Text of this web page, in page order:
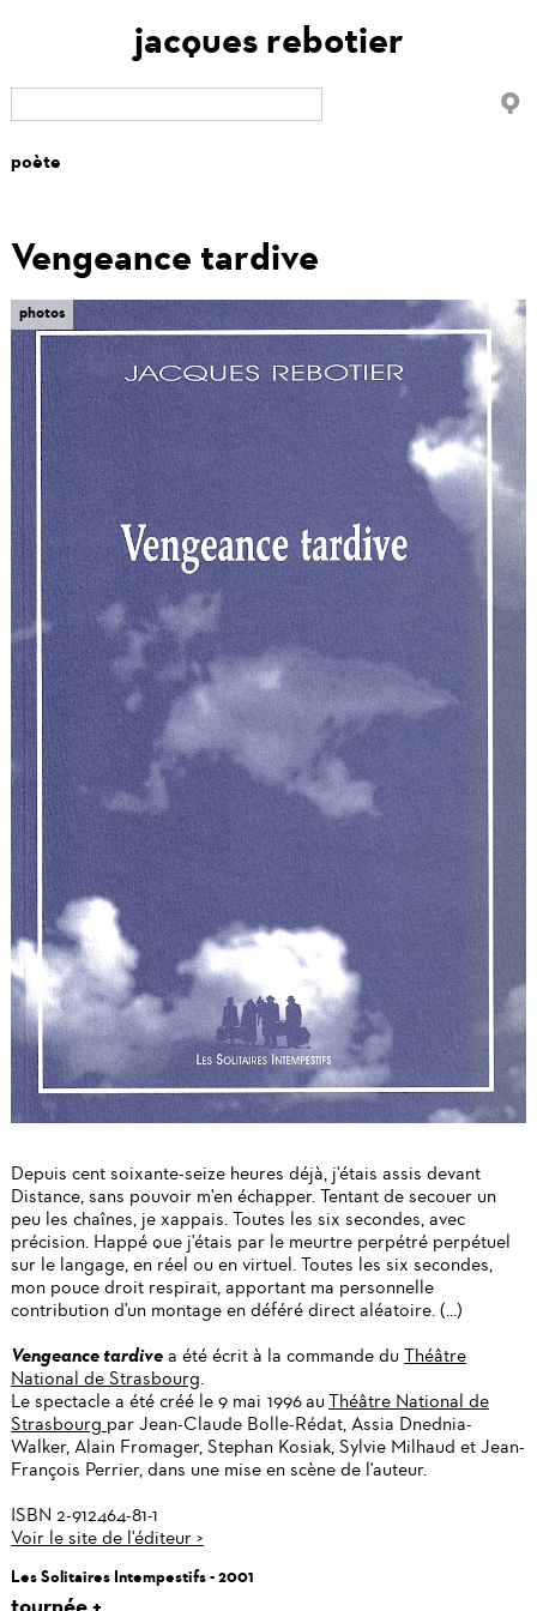
jacques rebotier
Vengeance tardive
tabs
photos(onglet
actif)
Depuis cent soixante-seize heures déjà, j'étais assis devant
Distance, sans pouvoir m'en échapper. Tentant de secouer un
peu les chaînes, je xappais. Toutes les six secondes, avec
précision. Happé que j'étais par le meurtre perpétré perpétuel
sur le langage, en réel ou en virtuel. Toutes les six secondes,
mon pouce droit respirait, apportant ma personnelle
contribution d'un montage en déféré direct aléatoire. (...)
Vengeance tardive a été écrit à la commande du Théâtre
National de Strasbourg.
Le spectacle a été créé le 9 mai 1996 au Théâtre National de
Strasbourg par Jean-Claude Bolle-Rédat, Assia Dnednia-
Walker, Alain Fromager, Stephan Kosiak, Sylvie Milhaud et Jean-
François Perrier, dans une mise en scène de l'auteur.
ISBN 2-912464-81-1
Voir le site de l'éditeur >
Les Solitaires Intempestifs - 2001